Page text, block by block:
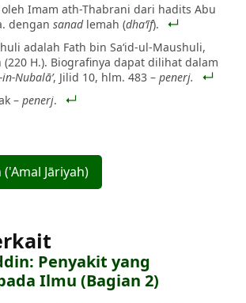
Imam ath-Thabrani dari hadits Abu
dengan sanadlemah (dha‘īf).
adalah Fath bin Sa‘id-ul-Maushuli,
H.). Biografinya dapat dilihat dalam
Nubalā’, Jilid 10, hlm. 483 – penerj.
– penerj.
Jāriyah)
Penyakit yang
Ilmu (Bagian 2)